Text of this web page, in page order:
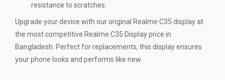
resistance to scratches.
Upgrade your device with our original Realme C35 display at
the most competitive Realme C35 Display price in
Bangladesh. Perfect for replacements, this display ensures
your phone looks and performs like new.